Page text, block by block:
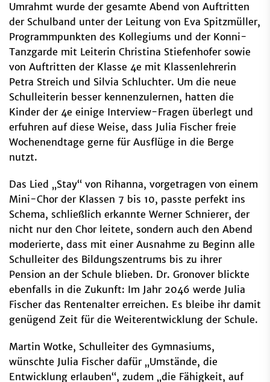
Umrahmt wurde der gesamte Abend von Auftritten
der Schulband unter der Leitung von Eva Spitzmüller,
Programmpunkten des Kollegiums und der Konni-
Tanzgarde mit Leiterin Christina Stiefenhofer sowie
von Auftritten der Klasse 4e mit Klassenlehrerin
Petra Streich und Silvia Schluchter. Um die neue
Schulleiterin besser kennenzulernen, hatten die
Kinder der 4e einige Interview-Fragen überlegt und
erfuhren auf diese Weise, dass Julia Fischer freie
Wochenendtage gerne für Ausflüge in die Berge
nutzt.
Das Lied „Stay“ von Rihanna, vorgetragen von einem
Mini-Chor der Klassen 7 bis 10, passte perfekt ins
Schema, schließlich erkannte Werner Schnierer, der
nicht nur den Chor leitete, sondern auch den Abend
moderierte, dass mit einer Ausnahme zu Beginn alle
Schulleiter des Bildungszentrums bis zu ihrer
Pension an der Schule blieben. Dr. Gronover blickte
ebenfalls in die Zukunft: Im Jahr 2046 werde Julia
Fischer das Rentenalter erreichen. Es bleibe ihr damit
genügend Zeit für die Weiterentwicklung der Schule.
Martin Wotke, Schulleiter des Gymnasiums,
wünschte Julia Fischer dafür „Umstände, die
Entwicklung erlauben“, zudem „die Fähigkeit, auf